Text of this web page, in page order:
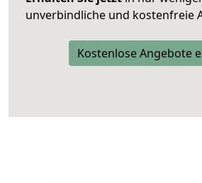
unverbindliche und kostenfreie
Kostenlose Angebote